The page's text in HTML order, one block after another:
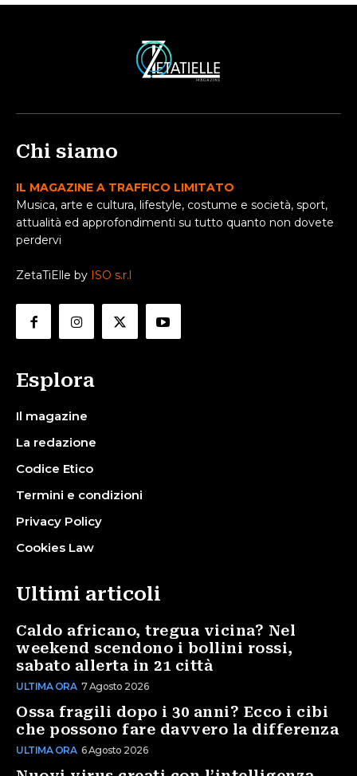
Chi siamo
IL MAGAZINE A TRAFFICO LIMITATO
Musica, arte e cultura, lifestyle, costume e società, sport,
attualità ed approfondimenti su tutto quanto non dovete
perdervi
ZetaTiElle by ISO s.r.l
Esplora
Il magazine
La redazione
Codice Etico
Termini e condizioni
Privacy Policy
Cookies Law
Ultimi articoli
Caldo africano, tregua vicina? Nel
weekend scendono i bollini rossi,
sabato allerta in 21 città
ULTIMA ORA 7 Agosto 2026
Ossa fragili dopo i 30 anni? Ecco i cibi
che possono fare davvero la differenza
ULTIMA ORA 6 Agosto 2026